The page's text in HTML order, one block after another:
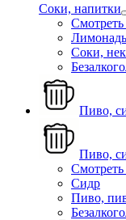
Соки, напитки
Смотреть
Соки,
Пиво,
Пиво,
Смотреть
Сидр
Пиво,